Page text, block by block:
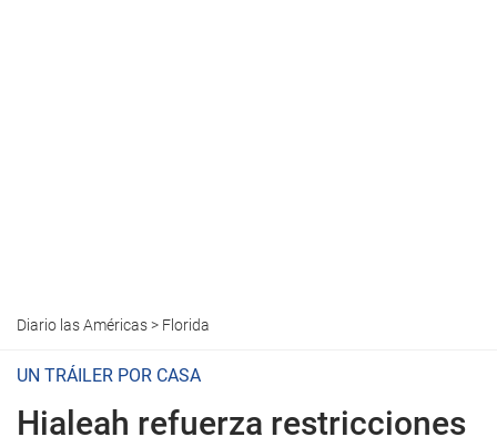
Diario las Américas> Florida
UN TRÁILER POR CASA
Hialeah refuerza restricciones